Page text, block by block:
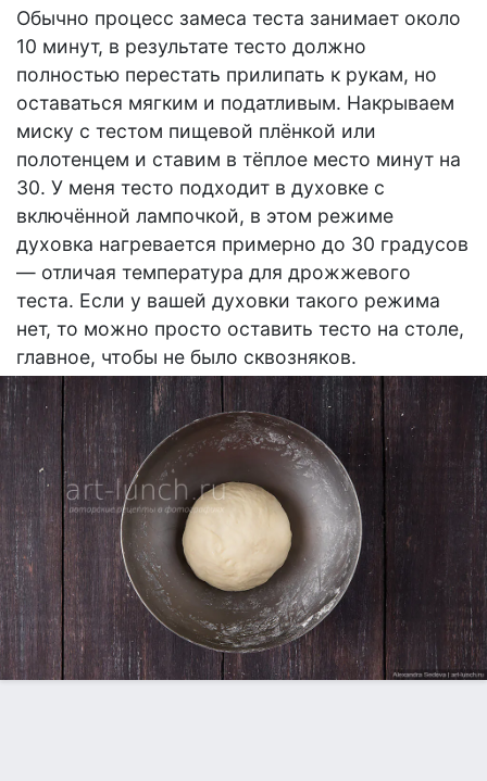
Обычно процесс замеса теста занимает около
10 минут, в результате тесто должно
полностью перестать прилипать к рукам, но
оставаться мягким и податливым. Накрываем
миску с тестом пищевой плёнкой или
полотенцем и ставим в тёплое место минут на
30. У меня тесто подходит в духовке с
включённой лампочкой, в этом режиме
духовка нагревается примерно до 30 градусов
— отличая температура для дрожжевого
теста. Если у вашей духовки такого режима
нет, то можно просто оставить тесто на столе,
главное, чтобы не было сквозняков.